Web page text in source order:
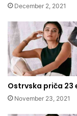
December 2, 2021
Ostrvska priča 23
November 23, 2021